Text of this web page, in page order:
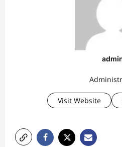
Visit Website